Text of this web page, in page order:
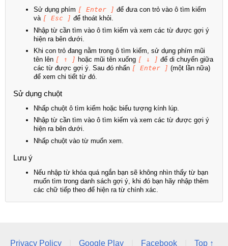
Sử dụng phím [ Enter ] để đưa con trỏ vào ô tìm kiếm
và [ Esc ] để thoát khỏi.
Nhập từ cần tìm vào ô tìm kiếm và xem các từ được gợi ý
hiện ra bên dưới.
Khi con trỏ đang nằm trong ô tìm kiếm, sử dụng phím mũi
tên lên [ ↑ ] hoặc mũi tên xuống [ ↓ ] để di chuyển giữa
các từ được gợi ý. Sau đó nhấn [ Enter ] (một lần nữa)
để xem chi tiết từ đó.
Sử dụng chuột
Nhấp chuột ô tìm kiếm hoặc biểu tượng kính lúp.
Nhập từ cần tìm vào ô tìm kiếm và xem các từ được gợi ý
hiện ra bên dưới.
Nhấp chuột vào từ muốn xem.
Lưu ý
Nếu nhập từ khóa quá ngắn bạn sẽ không nhìn thấy từ bạn
muốn tìm trong danh sách gợi ý, khi đó bạn hãy nhập thêm
các chữ tiếp theo để hiện ra từ chính xác.
Privacy Policy Google Play Facebook Top ↑